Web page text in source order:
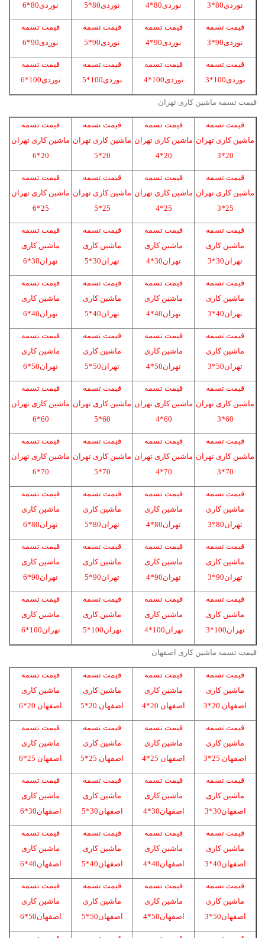
نوردی80*3
نوردی80*4
نوردی80*5
نوردی80*6
قیمت تسمه
نوردی90*3
قیمت تسمه
نوردی90*4
قیمت تسمه
نوردی90*5
قیمت تسمه
نوردی90*6
قیمت تسمه
نوردی100*3
قیمت تسمه
نوردی100*4
قیمت تسمه
نوردی100*5
قیمت تسمه
نوردی100*6
قیمت تسمه ماشین کاری تهران
قیمت تسمه
ماشین کاری تهران
20*3
قیمت تسمه
ماشین کاری تهران
20*4
قیمت تسمه
ماشین کاری تهران
20*5
قیمت تسمه
ماشین کاری تهران
20*6
قیمت تسمه
ماشین کاری تهران
25*3
قیمت تسمه
ماشین کاری تهران
25*4
قیمت تسمه
ماشین کاری تهران
25*5
قیمت تسمه
ماشین کاری تهران
25*6
قیمت تسمه
ماشین کاری
تهران30*3
قیمت تسمه
ماشین کاری
تهران30*4
قیمت تسمه
ماشین کاری
تهران30*5
قیمت تسمه
ماشین کاری
تهران30*6
قیمت تسمه
ماشین کاری
تهران40*3
قیمت تسمه
ماشین کاری
تهران40*4
قیمت تسمه
ماشین کاری
تهران40*5
قیمت تسمه
ماشین کاری
تهران40*6
قیمت تسمه
ماشین کاری
تهران50*3
قیمت تسمه
ماشین کاری
تهران50*4
قیمت تسمه
ماشین کاری
تهران50*5
قیمت تسمه
ماشین کاری
تهران50*6
قیمت تسمه
ماشین کاری تهران
60*3
قیمت تسمه
ماشین کاری تهران
60*4
قیمت تسمه
ماشین کاری تهران
60*5
قیمت تسمه
ماشین کاری تهران
60*6
قیمت تسمه
ماشین کاری تهران
70*3
قیمت تسمه
ماشین کاری تهران
70*4
قیمت تسمه
ماشین کاری تهران
70*5
قیمت تسمه
ماشین کاری تهران
70*6
قیمت تسمه
ماشین کاری
تهران80*3
قیمت تسمه
ماشین کاری
تهران80*4
قیمت تسمه
ماشین کاری
تهران80*5
قیمت تسمه
ماشین کاری
تهران80*6
قیمت تسمه
ماشین کاری
تهران90*3
قیمت تسمه
ماشین کاری
تهران90*4
قیمت تسمه
ماشین کاری
تهران90*5
قیمت تسمه
ماشین کاری
تهران90*6
قیمت تسمه
ماشین کاری
تهران100*3
قیمت تسمه
ماشین کاری
تهران100*4
قیمت تسمه
ماشین کاری
تهران100*5
قیمت تسمه
ماشین کاری
تهران100*6
قیمت تسمه ماشین کاری اصفهان
قیمت تسمه
ماشین کاری
اصفهان 20*3
قیمت تسمه
ماشین کاری
اصفهان 20*4
قیمت تسمه
ماشین کاری
اصفهان 20*5
قیمت تسمه
ماشین کاری
اصفهان 20*6
قیمت تسمه
ماشین کاری
اصفهان 25*3
قیمت تسمه
ماشین کاری
اصفهان 25*4
قیمت تسمه
ماشین کاری
اصفهان 25*5
قیمت تسمه
ماشین کاری
اصفهان 25*6
قیمت تسمه
ماشین کاری
اصفهان30*3
قیمت تسمه
ماشین کاری
اصفهان30*4
قیمت تسمه
ماشین کاری
اصفهان30*5
قیمت تسمه
ماشین کاری
اصفهان30*6
قیمت تسمه
ماشین کاری
اصفهان40*3
قیمت تسمه
ماشین کاری
اصفهان40*4
قیمت تسمه
ماشین کاری
اصفهان40*5
قیمت تسمه
ماشین کاری
اصفهان40*6
قیمت تسمه
ماشین کاری
اصفهان50*3
قیمت تسمه
ماشین کاری
اصفهان50*4
قیمت تسمه
ماشین کاری
اصفهان50*5
قیمت تسمه
ماشین کاری
اصفهان50*6